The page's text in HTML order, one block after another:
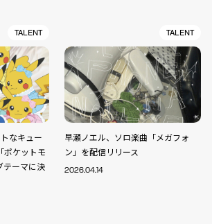
TALENT
なキュー
ポケットモ
テーマに決
TALENT
早瀬ノエル、ソロ楽曲「メガフォ
ン」を配信リリース
2026.04.14